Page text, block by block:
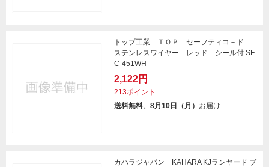
トップ工業 ＴＯＰ セーフティコ－ド
ステンレスワイヤー レッド シール付 SF
C-451WH
2,122円
213ポイント
送料無料、8月10日（月） お届け
カハラジャパン KAHARA KJランヤード ブ